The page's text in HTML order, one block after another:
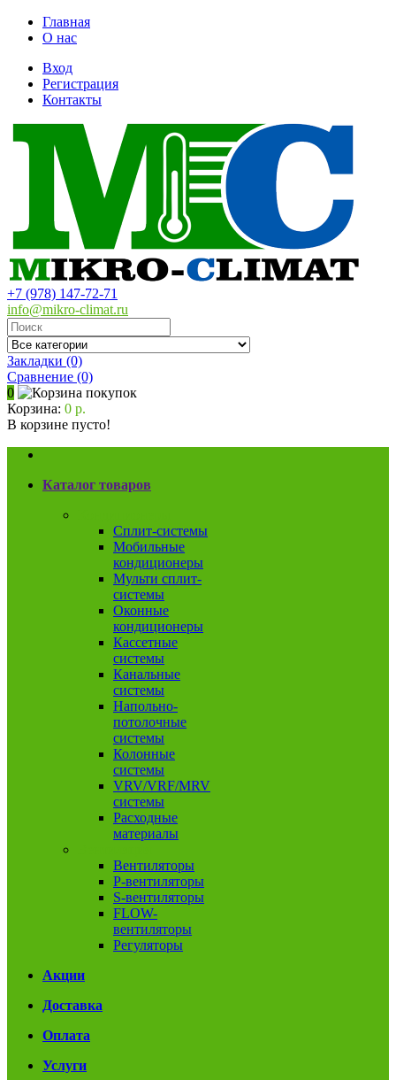
Главная
О нас
Вход
Регистрация
Контакты
+7 (978) 147-72-71
info@mikro-climat.ru
Закладки (0)
Сравнение (0)
0
Корзина: 0 р.
В корзине пусто!
Каталог товаров
Сплит-системы
Мобильные
кондиционеры
Мульти сплит-
системы
Оконные
кондиционеры
Кассетные
системы
Канальные
системы
Напольно-
потолочные
системы
Колонные
системы
VRV/VRF/MRV
системы
Расходные
материалы
Вентиляторы
P-вентиляторы
S-вентиляторы
FLOW-
вентиляторы
Регуляторы
Акции
Доставка
Оплата
Услуги